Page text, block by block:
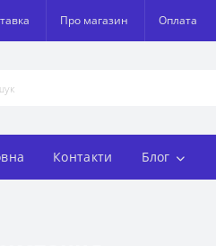
Про магазин Оплата
Контакти Блог